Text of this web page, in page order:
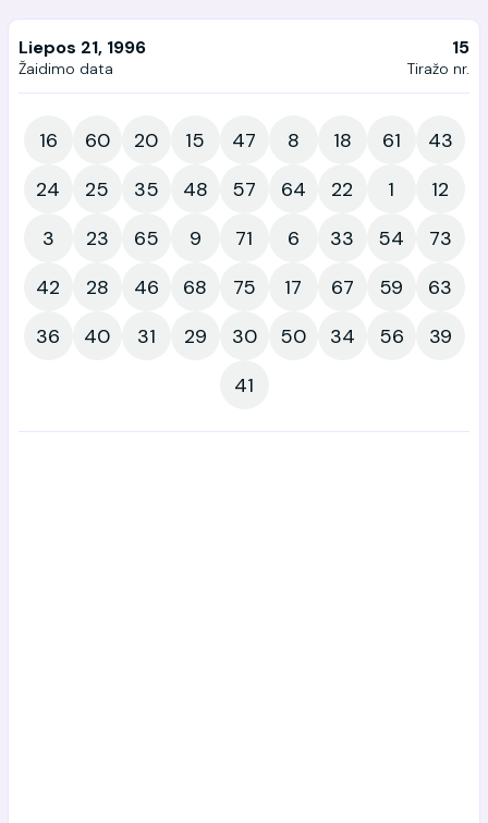
Liepos 21, 1996
Žaidimo data
15
Tiražo nr.
16 60 20 15 47 8 18 61
43
24
25 35 48 57 64 22 1
12
3
23 65 9 71 6 33 54
73
42
28 46 68 75 17 67 59
63
36
40 31 29 30 50 34 56
39
41